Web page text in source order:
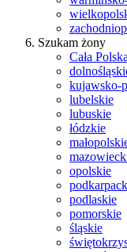
Szukam żony
Cała Polska
kujawsko-
lubelskie
lubuskie
łódzkie
opolskie
podlaskie
pomorskie
śląskie